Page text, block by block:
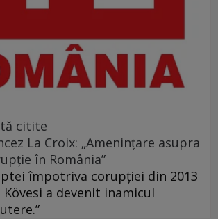
citite
La Croix: „Ameninţare asupra
în România”
împotriva corupţiei din 2013
Kövesi a devenit inamicul